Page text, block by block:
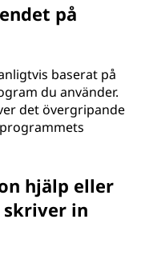
på
baserat på
du använder.
det övergripande
hjälp eller
skriver in